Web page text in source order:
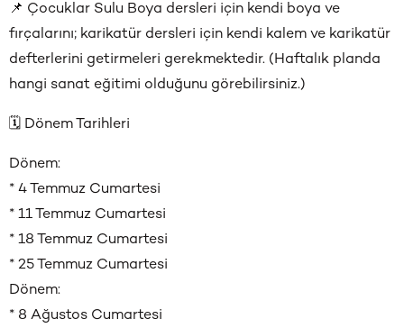
📌 Çocuklar Sulu Boya dersleri için kendi boya ve
fırçalarını; karikatür dersleri için kendi kalem ve karikatür
defterlerini getirmeleri gerekmektedir. (Haftalık planda
hangi sanat eğitimi olduğunu görebilirsiniz.)
🗓️ Dönem Tarihleri
Dönem:
* 4 Temmuz Cumartesi
* 11 Temmuz Cumartesi
* 18 Temmuz Cumartesi
* 25 Temmuz Cumartesi
Dönem:
* 8 Ağustos Cumartesi